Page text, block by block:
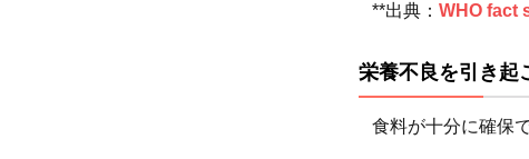
飢
餓
の
**出典： WHO fact
栄養不良を引き起
食料が十分に確保